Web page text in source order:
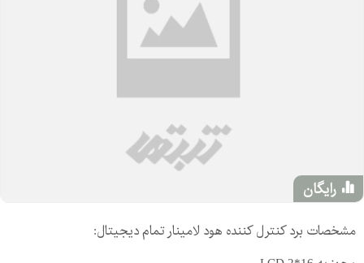
رایگان
مشخصات برد كنترل كننده هود لامينار تمام ديجيتال: